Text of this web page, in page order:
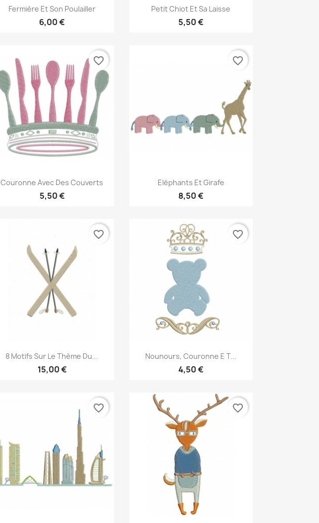
Aperçu rapide
Fermière Et Son Poulailler
6,00 €
Aperçu rapide
Petit Chiot Et Sa Laisse
5,50 €
Aperçu rapide
Couronne Avec Des Couverts
5,50 €
favorite_border
Aperçu rapide
Eléphants Et Girafe
8,50 €
favorite_border
Aperçu rapide
8 Motifs Sur Le Thème Du...
15,00 €
favorite_border
Aperçu rapide
Nounours, Couronne E T...
4,50 €
favorite_border
favorite_border favorite_border